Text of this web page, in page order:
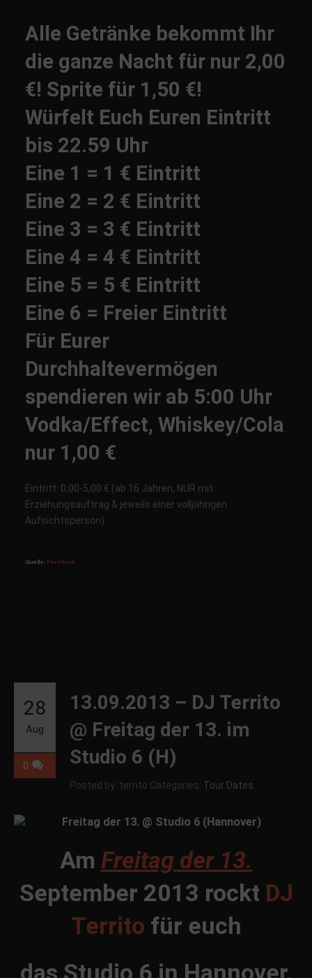
Alle Getränke bekommt Ihr
die ganze Nacht für nur 2,00
€! Sprite für 1,50 €!
Würfelt Euch Euren Eintritt
bis 22.59 Uhr
Eine 1 = 1 € Eintritt
Eine 2 = 2 € Eintritt
Eine 3 = 3 € Eintritt
Eine 4 = 4 € Eintritt
Eine 5 = 5 € Eintritt
Eine 6 = Freier Eintritt
Für Eurer
Durchhaltevermögen
spendieren wir ab 5:00 Uhr
Vodka/Effect, Whiskey/Cola
nur 1,00 €
Eintritt: 0,00-5,00 € (ab 16 Jahren, NUR mit
Erziehungsauftrag & jeweils einer volljährigen
Aufsichtsperson)
Quelle: Facebook
13.09.2013 – DJ Territo
@ Freitag der 13. im
Studio 6 (H)
Posted by: territo Categories: Tour Dates
28
Aug
0
Am Freitag der 13.
September 2013 rockt DJ
Territo für euch
das Studio 6 in Hannover.